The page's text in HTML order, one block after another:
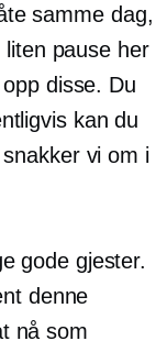
samme dag,
pause her
disse. Du
kan du
vi om i
gode gjester.
denne
nå som